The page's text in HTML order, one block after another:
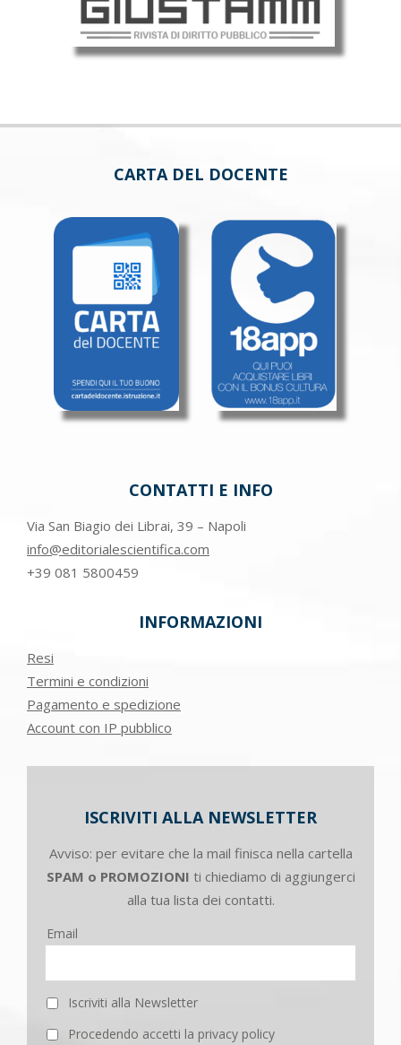
CARTA DEL DOCENTE
CONTATTI E INFO
Via San Biagio dei Librai, 39 – Napoli
info@editorialescientifica.com
+39 081 5800459
INFORMAZIONI
Resi
Termini e condizioni
Pagamento e spedizione
Account con IP pubblico
ISCRIVITI ALLA NEWSLETTER
Avviso: per evitare che la mail finisca nella cartella
SPAM o PROMOZIONI ti chiediamo di aggiungerci
alla tua lista dei contatti.
Email
Iscriviti alla Newsletter
Procedendo accetti la privacy policy